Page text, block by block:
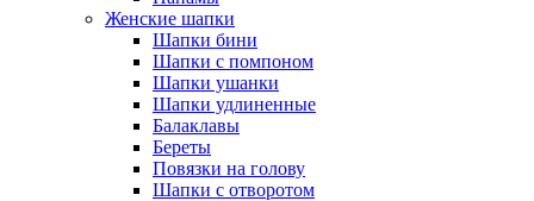
Женские шапки
Шапки бини
Шапки с помпоном
Шапки ушанки
Шапки удлиненные
Балаклавы
Береты
Повязки на голову
Шапки с отворотом